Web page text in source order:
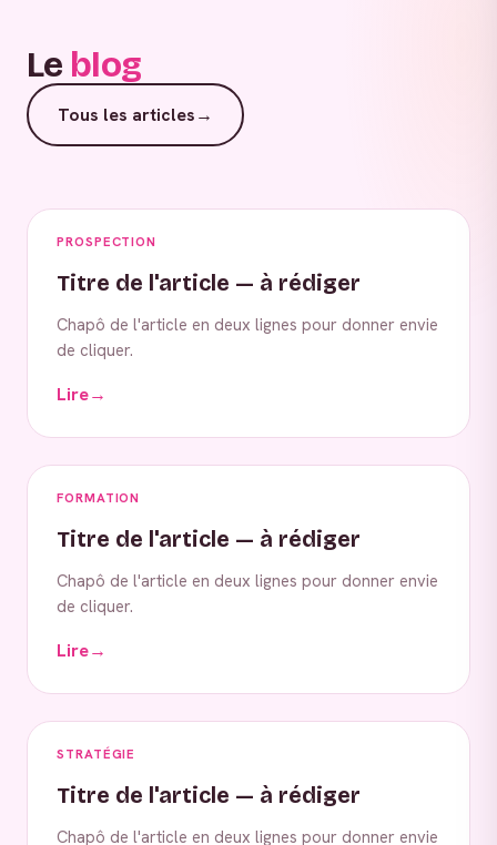
Le blog
Tous les articles→
PROSPECTION
Titre de l'article — à rédiger
Chapô de l'article en deux lignes pour donner envie
de cliquer.
Lire→
FORMATION
Titre de l'article — à rédiger
Chapô de l'article en deux lignes pour donner envie
de cliquer.
Lire→
STRATÉGIE
Titre de l'article — à rédiger
Chapô de l'article en deux lignes pour donner envie